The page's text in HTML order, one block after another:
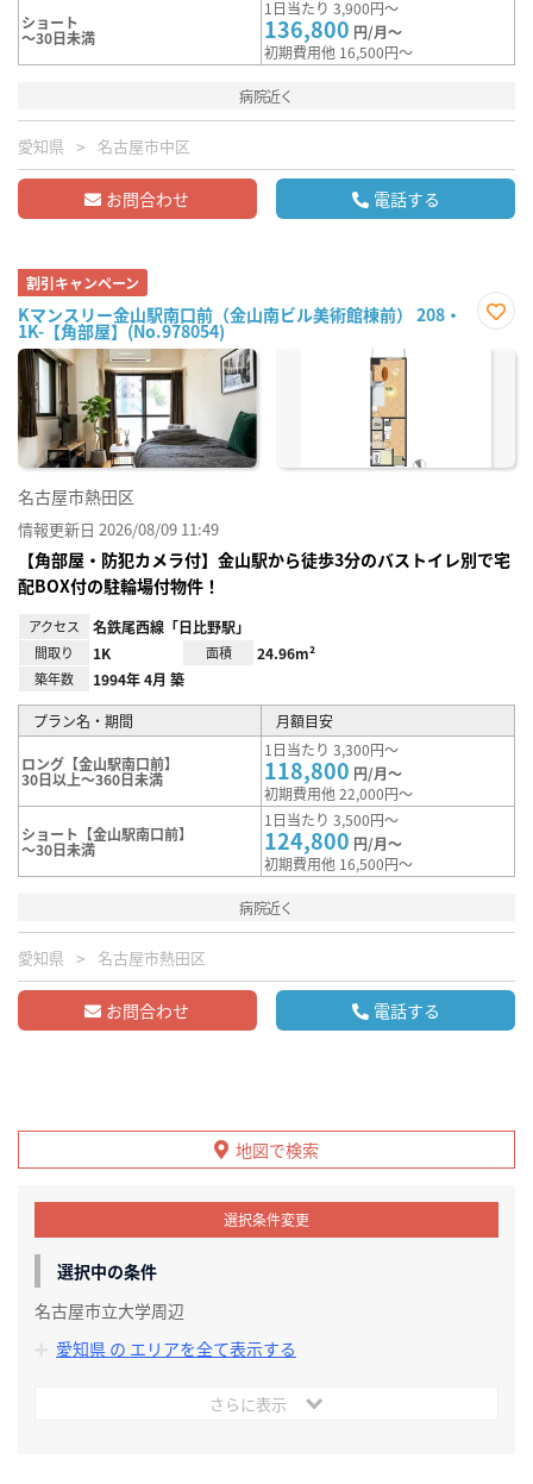
ショート
～30日未満
1日当たり 3,900円～
136,800 円/月～
初期費用他 16,500円～
病院近く
愛知県 名古屋市中区
お問合わせ 電話する
割引キャンペーン
Kマンスリー金山駅南口前（金山南ビル美術館棟前） 208・
1K-【角部屋】(No.978054)
に入
名古屋市熱田区
情報更新日 2026/08/09 11:49
【角部屋・防犯カメラ付】金山駅から徒歩3分のバストイレ別で宅
配BOX付の駐輪場付物件！
アクセス 名鉄尾西線「日比野駅」
間取り 1K 面積 24.96m²
築年数 1994年 4月 築
プラン名・期間 月額目安
ロング【金山駅南口前】
30日以上～360日未満
1日当たり 3,300円～
118,800 円/月～
初期費用他 22,000円～
ショート【金山駅南口前】
～30日未満
1日当たり 3,500円～
124,800 円/月～
初期費用他 16,500円～
病院近く
愛知県 名古屋市熱田区
お問合わせ 電話する
地図で検索
選択条件変更
選択中の条件
名古屋市立大学周辺
愛知県 の エリアを全て表示する
さらに表示